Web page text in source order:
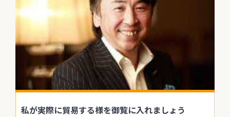
私が実際に貿易する様を御覧に入れましょう